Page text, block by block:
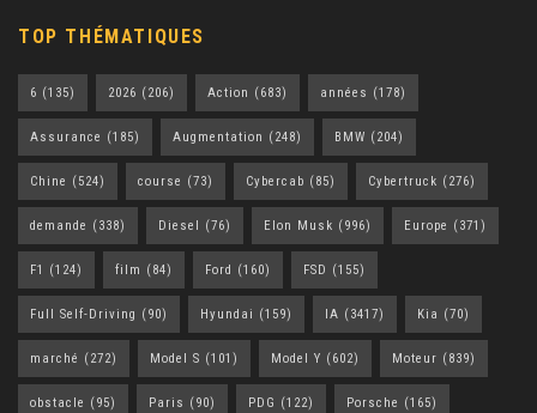
TOP THÉMATIQUES
6 (135) 2026 (206) Action (683) années (178)
Assurance (185) Augmentation (248) BMW (204)
Chine (524) course (73) Cybercab (85) Cybertruck (276)
demande (338) Diesel (76) Elon Musk (996) Europe (371)
F1 (124) film (84) Ford (160) FSD (155)
Full Self-Driving (90) Hyundai (159) IA (3417) Kia (70)
marché (272) Model S (101) Model Y (602) Moteur (839)
obstacle (95) Paris (90) PDG (122) Porsche (165)